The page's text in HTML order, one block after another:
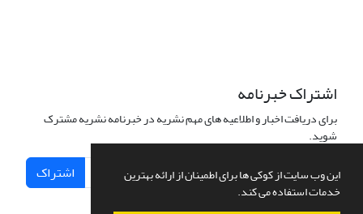
این وب سایت از کوکی ها برای اطمینان از ارائه بهترین
خدمات استفاده می کند.
اشتراک خبرنامه
برای دریافت اخبار و اطلاعیه های مهم نشریه در خبرنامه نشریه مشترک
شوید.
اشتراک